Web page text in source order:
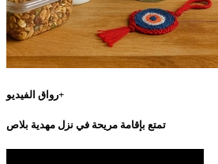
رواق الفيديو+
تمتع بإقامة مريحة في نزل مهدية بلاص